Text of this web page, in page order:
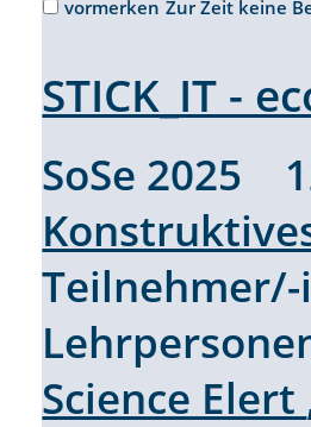
vormerken Zur Zeit keine
STICK_IT -
SoSe 2025
Science Elert